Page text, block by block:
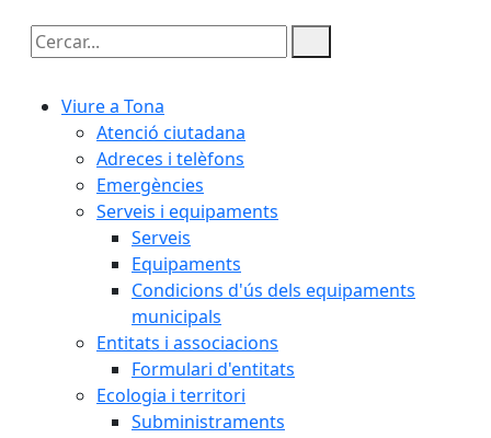
Cercar:
Viure a Tona
Atenció ciutadana
Adreces i telèfons
Emergències
Serveis i equipaments
Serveis
Equipaments
Condicions d'ús dels equipaments
municipals
Entitats i associacions
Formulari d'entitats
Ecologia i territori
Subministraments